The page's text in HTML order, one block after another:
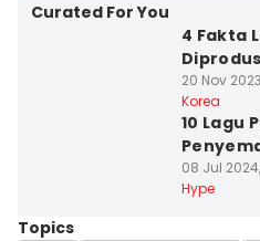
Curated For You
4 Fakta
20 Nov
Korea
10 Lagu
08 Jul 2024,
Hype
Topics